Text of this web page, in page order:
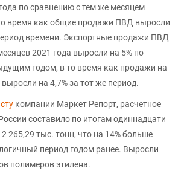
по сравнению с тем же месяцем
время как общие продажи ПВД выросли
времени. Экспортные продажи ПВД
2021 года выросли на 5% по
годом, в то время как продажи на
на 4,7% за тот же период.
компании Маркет Репорт, расчетное
составило по итогам одиннадцати
265,29 тыс. тонн, что на 14% больше
период годом ранее. Выросли
полимеров этилена.